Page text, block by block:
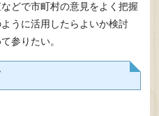
どで市町村の意見をよく把握
うに活用したらよいか検討
参りたい。